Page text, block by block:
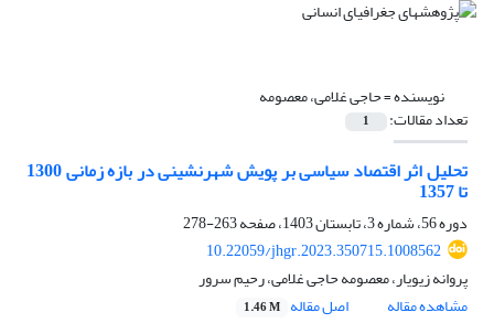
نویسنده =حاجی غلامی، معصومه
تعداد مقالات: 1
تحلیل اثر اقتصاد سیاسی بر پویش شهرنشینی در بازه زمانی 1300
تا 1357
دوره 56، شماره 3، تابستان 1403، صفحه
263-278
10.22059/jhgr.2023.350715.1008562
پروانه زیویار، معصومه حاجی غلامی، رحیم سرور
مشاهده مقاله
اصل مقاله 1.46 M